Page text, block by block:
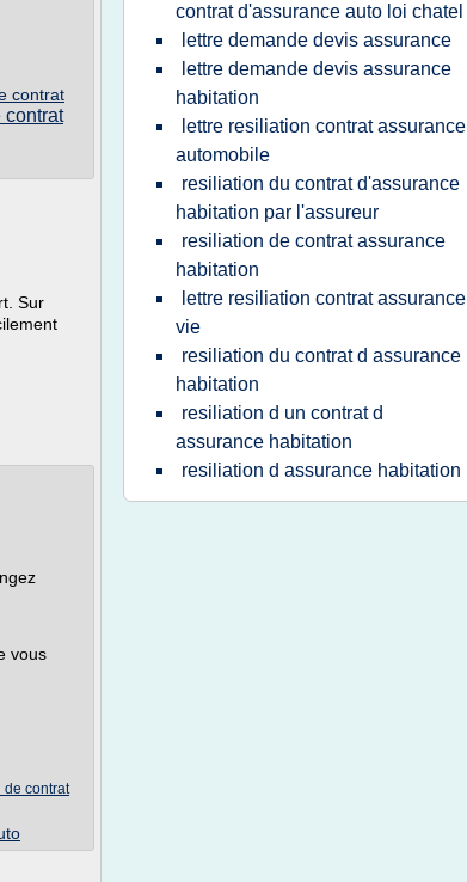
contrat
contrat
Sur
vous
de contrat
contrat d'assurance auto loi chatel
lettre demande devis assurance
lettre demande devis assurance
habitation
lettre resiliation contrat assurance
automobile
resiliation du contrat d'assurance
habitation par l'assureur
resiliation de contrat assurance
habitation
lettre resiliation contrat assurance
vie
resiliation du contrat d assurance
habitation
resiliation d un contrat d
assurance habitation
resiliation d assurance habitation